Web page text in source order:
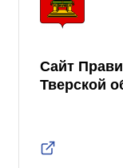
Сайт
Тверской